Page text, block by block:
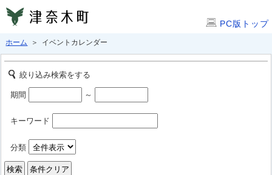
PC版トップ
ホーム ＞ イベントカレンダー
絞り込み検索をする
期間 ～
キーワード
分類